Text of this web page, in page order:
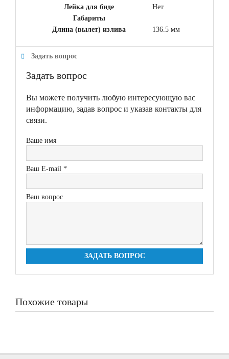
Лейка для биде
Нет
Габариты
Длина (вылет) излива
136.5 мм
Задать вопрос
Задать вопрос
Вы можете получить любую интересующую вас
информацию, задав вопрос и указав контакты для
связи.
Ваше имя
Ваш E-mail *
Ваш вопрос
ЗАДАТЬ ВОПРОС
Похожие товары